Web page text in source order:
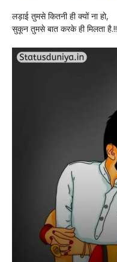
लड़ाई तुमसे कितनी ही क्यों ना हो,
सुकून तुमसे बात करके ही मिलता है.!!